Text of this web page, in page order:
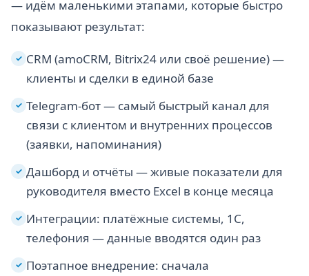
— идём маленькими этапами, которые быстро
показывают результат:
✓ CRM (amoCRM, Bitrix24 или своё решение) —
клиенты и сделки в единой базе
✓ Telegram-бот — самый быстрый канал для
связи с клиентом и внутренних процессов
(заявки, напоминания)
✓ Дашборд и отчёты — живые показатели для
руководителя вместо Excel в конце месяца
✓ Интеграции: платёжные системы, 1С,
телефония — данные вводятся один раз
✓ Поэтапное внедрение: сначала